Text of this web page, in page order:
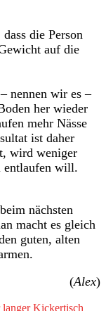
die Person
auf die
nennen wir es –
her wieder
mehr Nässe
ist daher
wird weniger
entlaufen will.
nächsten
macht es gleich
guten, alten
(Alex)
Kickertisch